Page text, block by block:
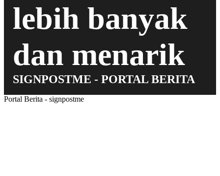
lebih banyak
dan menarik
SIGNPOSTME - PORTAL BERITA
Portal Berita - signpostme